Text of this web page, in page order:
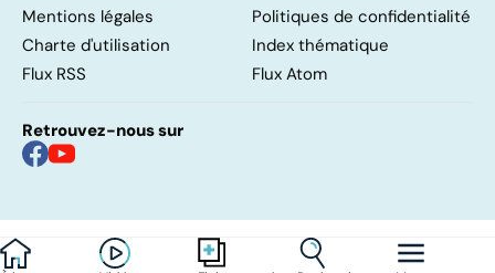
Mentions légales
Politiques de confidentialité
Charte d'utilisation
Index thématique
Flux RSS
Flux Atom
Retrouvez-nous sur